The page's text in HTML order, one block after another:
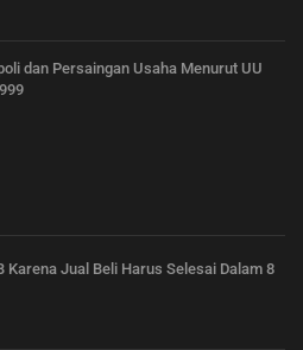
dan Persaingan Usaha Menurut UU
Karena Jual Beli Harus Selesai Dalam 8